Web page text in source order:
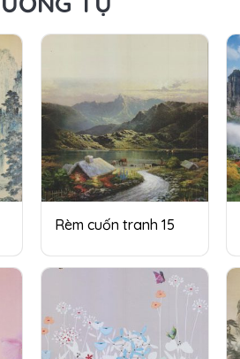
Rèm cuốn tranh 15